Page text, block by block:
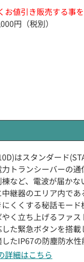
値引き販売する事
円（税別）
はスタンダード
トランシーバーの通
など、電波が届か
継器のエリア内であ
くくする秘話モード
く立ち上げるファス
た緊急ボタンを搭
たIP67の防塵防水性
詳細はこちら